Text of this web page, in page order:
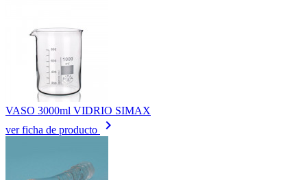
VASO 3000ml VIDRIO SIMAX
ver ficha de producto
keyboard_arrow_right